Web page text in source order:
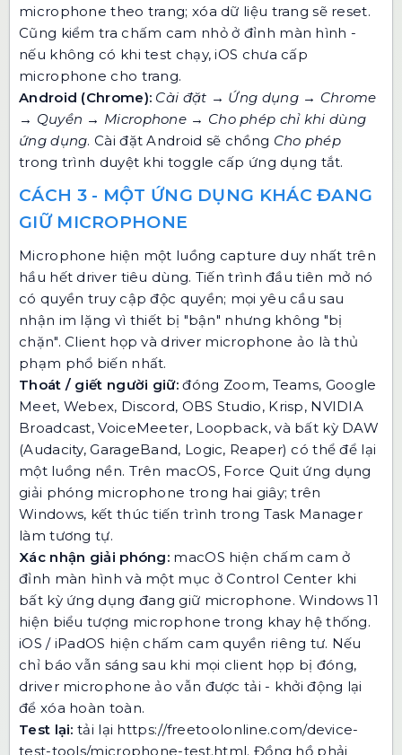
microphone theo trang; xóa dữ liệu trang sẽ reset.
Cũng kiểm tra chấm cam nhỏ ở đỉnh màn hình -
nếu không có khi test chạy, iOS chưa cấp
microphone cho trang.
Android (Chrome): Cài đặt → Ứng dụng → Chrome
→ Quyền → Microphone → Cho phép chỉ khi dùng
ứng dụng. Cài đặt Android sẽ chồng Cho phép
trong trình duyệt khi toggle cấp ứng dụng tắt.
CÁCH 3 - MỘT ỨNG DỤNG KHÁC ĐANG
GIỮ MICROPHONE
Microphone hiện một luồng capture duy nhất trên
hầu hết driver tiêu dùng. Tiến trình đầu tiên mở nó
có quyền truy cập độc quyền; mọi yêu cầu sau
nhận im lặng vì thiết bị "bận" nhưng không "bị
chặn". Client họp và driver microphone ảo là thủ
phạm phổ biến nhất.
Thoát / giết người giữ:đóng Zoom, Teams, Google
Meet, Webex, Discord, OBS Studio, Krisp, NVIDIA
Broadcast, VoiceMeeter, Loopback, và bất kỳ DAW
(Audacity, GarageBand, Logic, Reaper) có thể để lại
một luồng nền. Trên macOS, Force Quit ứng dụng
giải phóng microphone trong hai giây; trên
Windows, kết thúc tiến trình trong Task Manager
làm tương tự.
Xác nhận giải phóng: macOS hiện chấm cam ở
đỉnh màn hình và một mục ở Control Center khi
bất kỳ ứng dụng đang giữ microphone. Windows 11
hiện biểu tượng microphone trong khay hệ thống.
iOS / iPadOS hiện chấm cam quyền riêng tư. Nếu
chỉ báo vẫn sáng sau khi mọi client họp bị đóng,
driver microphone ảo vẫn được tải - khởi động lại
để xóa hoàn toàn.
Test lại: tải lại https://freetoolonline.com/device-
test-tools/microphone-test.html. Đồng hồ phải